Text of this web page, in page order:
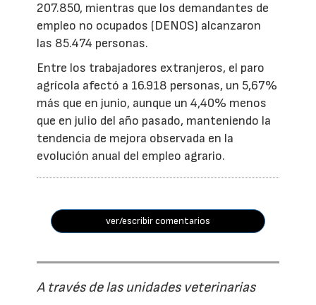
207.850, mientras que los demandantes de
empleo no ocupados (DENOS) alcanzaron
las 85.474 personas.
Entre los trabajadores extranjeros, el paro
agrícola afectó a 16.918 personas, un 5,67%
más que en junio, aunque un 4,40% menos
que en julio del año pasado, manteniendo la
tendencia de mejora observada en la
evolución anual del empleo agrario.
ver/escribir comentarios
A través de las unidades veterinarias